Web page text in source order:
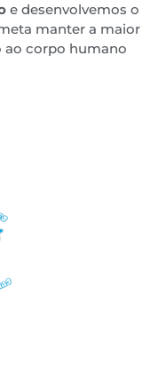
e desenvolvemos o
manter a maior
ao corpo humano